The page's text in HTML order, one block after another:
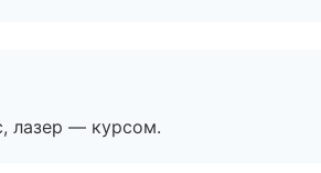
лазер — курсом.